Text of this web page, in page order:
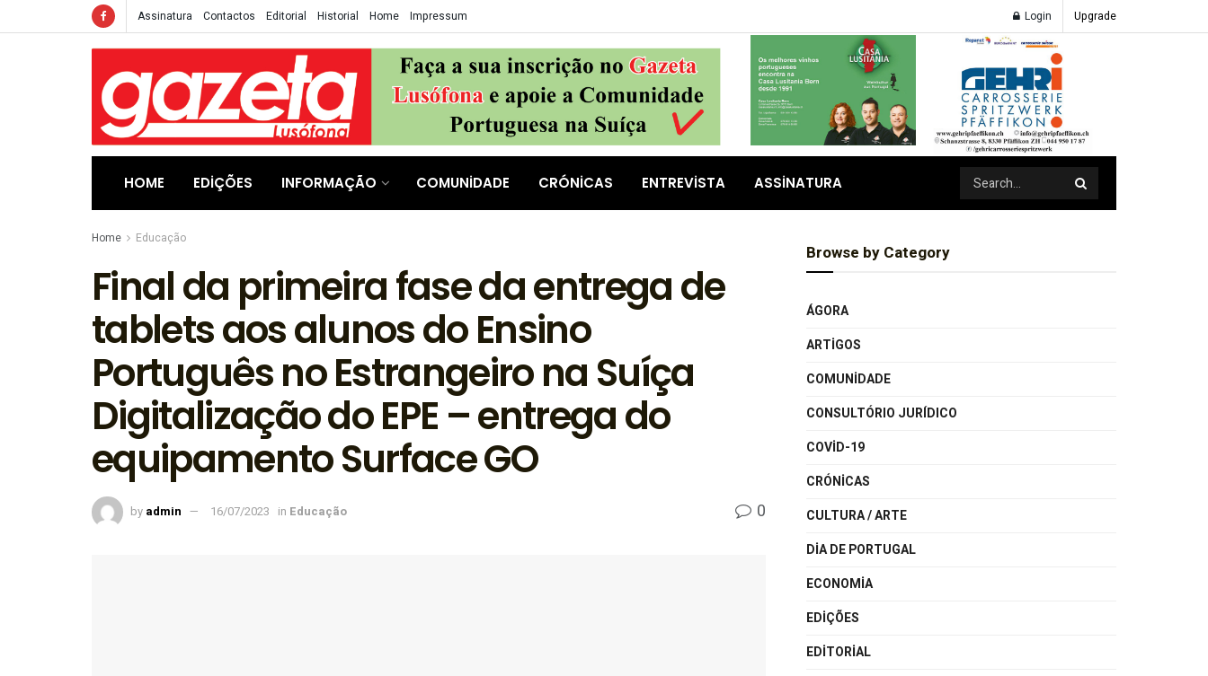
Assinatura Contactos Editorial Historial Home Impressum Login Upgrade
HOME EDIÇÕES INFORMAÇÃO COMUNIDADE CRÓNICAS ENTREVISTA ASSINATURA
Home Educação
Final da primeira fase da entrega de
tablets aos alunos do Ensino
Português no Estrangeiro na Suíça
Digitalização do EPE – entrega do
equipamento Surface GO
by admin 16/07/2023 in Educação 0
Browse by Category
ÁGORA
ARTIGOS
COMUNIDADE
CONSULTÓRIO JURÍDICO
COVID-19
CRÓNICAS
CULTURA / ARTE
DIA DE PORTUGAL
ECONOMIA
EDIÇÕES
EDITORIAL